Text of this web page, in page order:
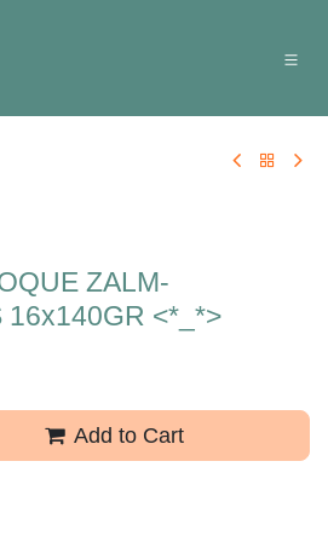
ZALM-
16x140GR <*_*>
Add to Cart